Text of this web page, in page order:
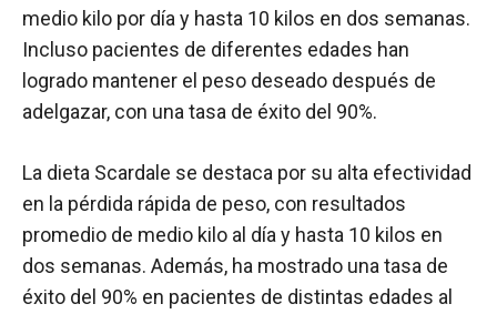
medio kilo por día y hasta 10 kilos en dos semanas.
Incluso pacientes de diferentes edades han
logrado mantener el peso deseado después de
adelgazar, con una tasa de éxito del 90%.
La dieta Scardale se destaca por su alta efectividad
en la pérdida rápida de peso, con resultados
promedio de medio kilo al día y hasta 10 kilos en
dos semanas. Además, ha mostrado una tasa de
éxito del 90% en pacientes de distintas edades al